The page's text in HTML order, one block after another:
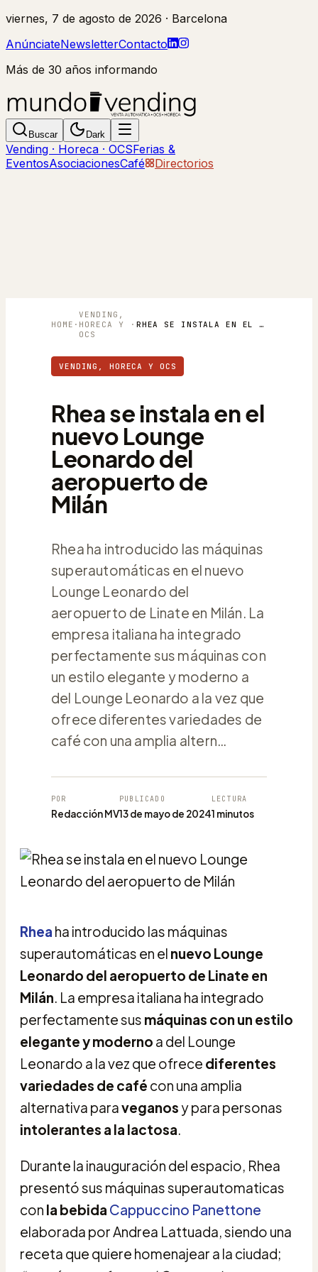
viernes, 7 de agosto de 2026 · Barcelona
AnúnciateNewsletterContacto
Más de 30 años informando
Buscar Dark
Vending · Horeca · OCSFerias &
EventosAsociacionesCafé Directorios
HOME ·
VENDING,
HORECA Y
OCS
· RHEA SE INSTALA EN EL NUEVO LOUNGE LEONARDO DEL AEROPUERTO DE MILÁN
VENDING, HORECA Y OCS
Rhea se instala en el
nuevo Lounge
Leonardo del
aeropuerto de
Milán
Rhea ha introducido las máquinas
superautomáticas en el nuevo
Lounge Leonardo del
aeropuerto de Linate en Milán. La
empresa italiana ha integrado
perfectamente sus máquinas con
un estilo elegante y moderno a
del Lounge Leonardo a la vez que
ofrece diferentes variedades de
café con una amplia altern…
POR
Redacción MV
PUBLICADO
13 de mayo de 2024
LECTURA
1 minutos
Rhea ha introducido las máquinas
superautomáticas en el nuevo Lounge
Leonardo del aeropuerto de Linate en
Milán. La empresa italiana ha integrado
perfectamente sus máquinas con un estilo
elegante y moderno a del Lounge
Leonardo a la vez que ofrece diferentes
variedades de café con una amplia
alternativa paraveganos y para personas
intolerantes a la lactosa.
Durante la inauguración del espacio, Rhea
presentó sus máquinas superautomaticas
con la bebida Cappuccino Panettone
elaborada por Andrea Lattuada, siendo una
receta que quiere homenajear a la ciudad;